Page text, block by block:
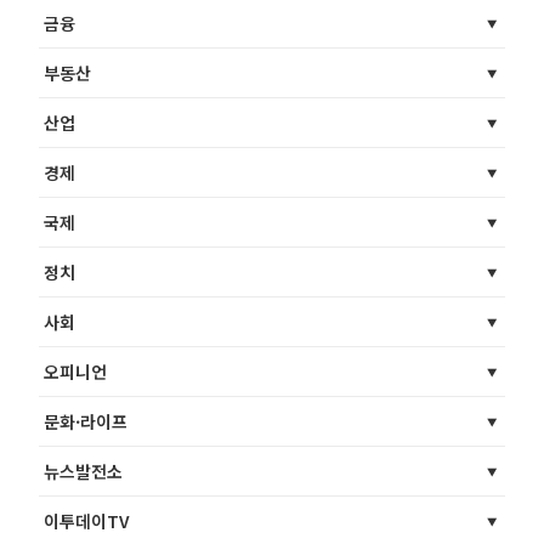
금융
부동산
산업
경제
국제
정치
사회
오피니언
문화·라이프
뉴스발전소
이투데이TV